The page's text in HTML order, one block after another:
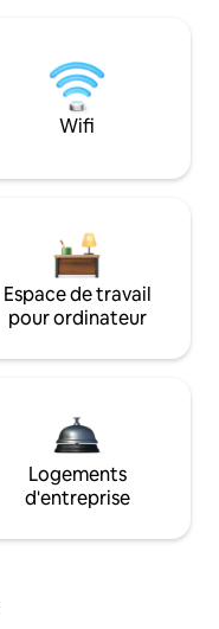
Wifi
Espace de travail
pour ordinateur
Logements
d'entreprise